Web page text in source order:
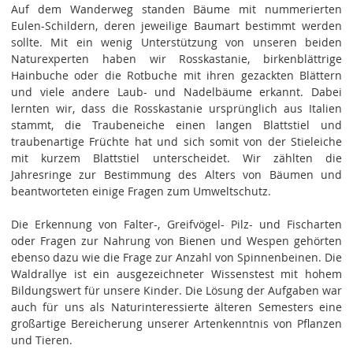
Auf dem Wanderweg standen Bäume mit nummerierten
Eulen-Schildern, deren jeweilige Baumart bestimmt werden
sollte. Mit ein wenig Unterstützung von unseren beiden
Naturexperten haben wir Rosskastanie, birkenblättrige
Hainbuche oder die Rotbuche mit ihren gezackten Blättern
und viele andere Laub- und Nadelbäume erkannt. Dabei
lernten wir, dass die Rosskastanie ursprünglich aus Italien
stammt, die Traubeneiche einen langen Blattstiel und
traubenartige Früchte hat und sich somit von der Stieleiche
mit kurzem Blattstiel unterscheidet. Wir zählten die
Jahresringe zur Bestimmung des Alters von Bäumen und
beantworteten einige Fragen zum Umweltschutz.
Die Erkennung von Falter-, Greifvögel- Pilz- und Fischarten
oder Fragen zur Nahrung von Bienen und Wespen gehörten
ebenso dazu wie die Frage zur Anzahl von Spinnenbeinen. Die
Waldrallye ist ein ausgezeichneter Wissenstest mit hohem
Bildungswert für unsere Kinder. Die Lösung der Aufgaben war
auch für uns als Naturinteressierte älteren Semesters eine
großartige Bereicherung unserer Artenkenntnis von Pflanzen
und Tieren.